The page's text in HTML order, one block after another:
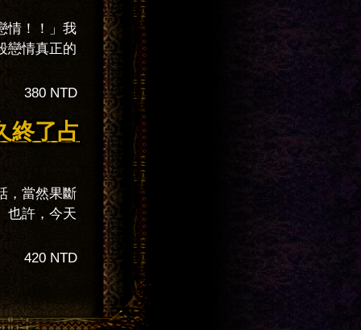
情！！」我
戀情真正的
380 NTD
終了占
，當然果斷
也許，今天
420 NTD